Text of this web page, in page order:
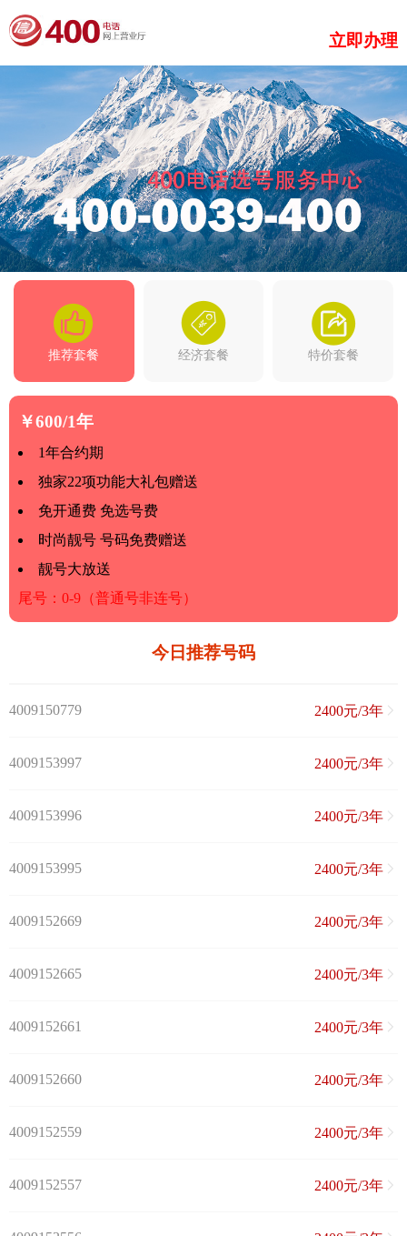
立即办理
推荐套餐 经济套餐 特价套餐
￥600/1年
1年合约期
独家22项功能大礼包赠送
免开通费 免选号费
时尚靓号 号码免费赠送
靓号大放送
尾号：0-9（普通号非连号）
今日推荐号码
4009150779 2400元/3年
4009153997 2400元/3年
4009153996 2400元/3年
4009153995 2400元/3年
4009152669 2400元/3年
4009152665 2400元/3年
4009152661 2400元/3年
4009152660 2400元/3年
4009152559 2400元/3年
4009152557 2400元/3年